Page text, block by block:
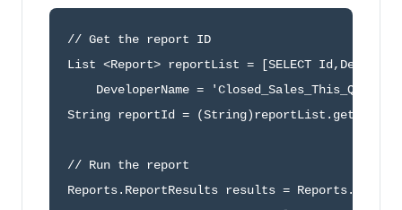
// Get the report ID
List <Report> reportList = [SELECT
DeveloperName =
String reportId =
// Run the report
Reports.ReportResults results =